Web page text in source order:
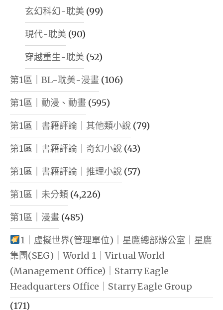
玄幻科幻-耽美 (99)
現代-耽美 (90)
穿越重生-耽美 (52)
第1區｜BL-耽美-漫畫 (106)
第1區｜動漫、動畫 (595)
第1區｜書籍評論｜其他類小說 (79)
第1區｜書籍評論｜奇幻小說 (43)
第1區｜書籍評論｜推理小說 (57)
第1區｜未分類 (4,226)
第1區｜漫畫 (485)
1｜虛擬世界(管理單位)｜星鷹總部辦公室｜星鷹
集團(SEG)｜World 1｜Virtual World
(Management Office)｜Starry Eagle
Headquarters Office｜Starry Eagle Group
(171)